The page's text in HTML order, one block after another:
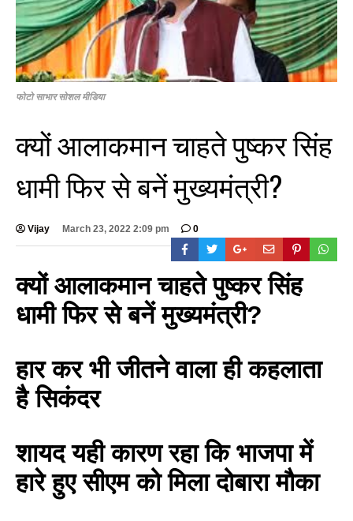
फोटो साभार सोशल मीडिया
क्यों आलाकमान चाहते पुष्कर सिंह
धामी फिर से बनें मुख्यमंत्री?
Vijay March 23, 2022 2:09 pm 0
क्यों आलाकमान चाहते पुष्कर सिंह
धामी फिर से बनें मुख्यमंत्री?
हार कर भी जीतने वाला ही कहलाता
है सिकंदर
शायद यही कारण रहा कि भाजपा में
हारे हुए सीएम को मिला दोबारा मौका